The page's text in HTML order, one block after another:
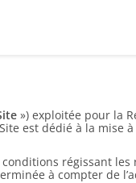
») exploitée pour la
est dédié à la
régissant
à compter de